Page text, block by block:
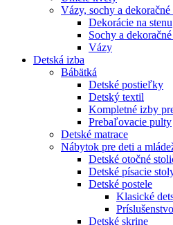
Vázy, sochy a
Dekorácie na stenu
Sochy a
Vázy
Detská izba
Bábätká
Detské postieľky
Detský textil
Kompletné izby
Prebaľovacie pulty
Detské matrace
Nábytok pre deti a
Detské otočné
Detské písacie
Detské postele
Klasické
Detské skrine